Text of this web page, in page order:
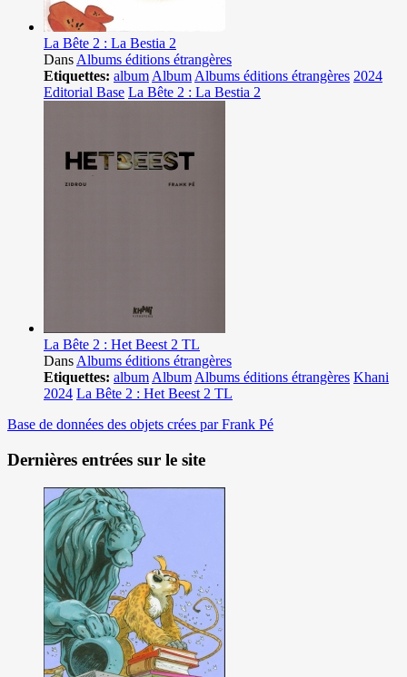
La Bête 2 : La Bestia 2
Dans Albums éditions étrangères
Etiquettes: album Album Albums éditions étrangères 2024
Editorial Base La Bête 2 : La Bestia 2
La Bête 2 : Het Beest 2 TL
Dans Albums éditions étrangères
Etiquettes: album Album Albums éditions étrangères Khani
2024 La Bête 2 : Het Beest 2 TL
Base de données des objets crées par Frank Pé
Dernières entrées sur le site